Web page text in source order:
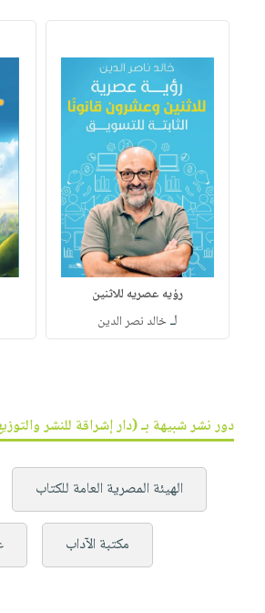
رؤيه عصريه للاثنين
لـخالد نصر الدين
دور نشر شبيهة بـ (دار إشراقة للنشر
الهيئة المصرية العامة للكتاب
مكتبة الآداب